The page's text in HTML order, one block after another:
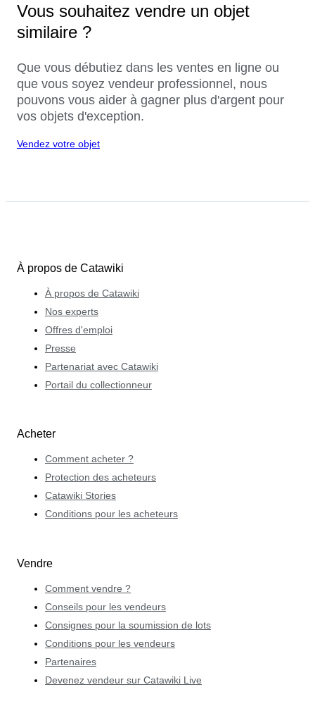
Vous souhaitez vendre un objet
similaire ?
Que vous débutiez dans les ventes en ligne ou
que vous soyez vendeur professionnel, nous
pouvons vous aider à gagner plus d'argent pour
vos objets d'exception.
Vendez votre objet
À propos de Catawiki
À propos de Catawiki
Nos experts
Offres d'emploi
Presse
Partenariat avec Catawiki
Portail du collectionneur
Acheter
Comment acheter ?
Protection des acheteurs
Catawiki Stories
Conditions pour les acheteurs
Vendre
Comment vendre ?
Conseils pour les vendeurs
Consignes pour la soumission de lots
Conditions pour les vendeurs
Partenaires
Devenez vendeur sur Catawiki Live